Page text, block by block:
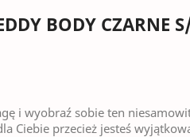
BODY CZARNE
i wyobraź sobie ten
Ciebie przecież jesteś